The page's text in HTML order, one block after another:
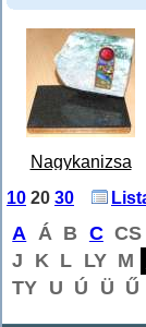
Nagykanizsa
Megyei Jogú
Kisebbségeiért
2011.jpg
10 20 30
A Á B C CS
J
K L LY M
TY U Ú Ü Ű